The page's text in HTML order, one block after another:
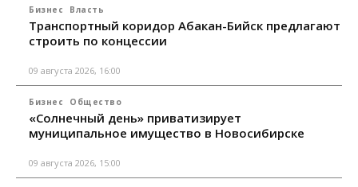
Бизнес Власть
Транспортный коридор Абакан-Бийск предлагают
строить по концессии
09 августа 2026, 16:00
Бизнес Общество
«Солнечный день» приватизирует
муниципальное имущество в Новосибирске
09 августа 2026, 15:00